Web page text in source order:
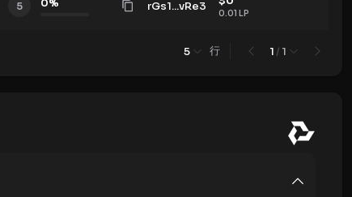
5 rGs1...vRe3 0.01 LP
5 行 1 / 1